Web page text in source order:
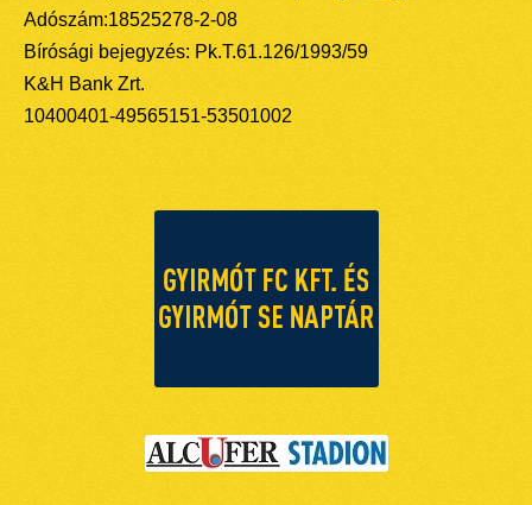
Adószám:18525278-2-08
Bírósági bejegyzés: Pk.T.61.126/1993/59
K&H Bank Zrt.
10400401-49565151-53501002